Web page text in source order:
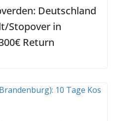
Deutschland
Stopover in
Return